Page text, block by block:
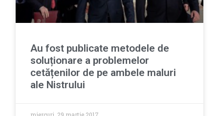
Au fost publicate metodele de
soluționare a problemelor
cetățenilor de pe ambele maluri
ale Nistrului